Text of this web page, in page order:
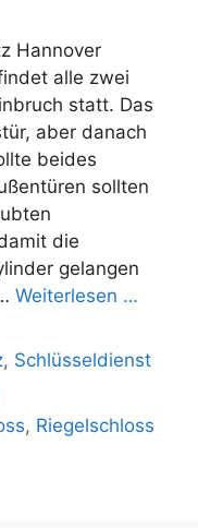
Hannover
alle zwei
statt. Das
aber danach
beides
sollten
die
gelangen
Weiterlesen …
, Schlüsseldienst
, Riegelschloss